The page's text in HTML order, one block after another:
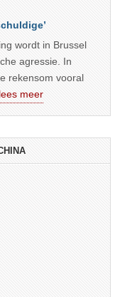
wordt in Brussel
agressie. In
rekensom vooral
meer